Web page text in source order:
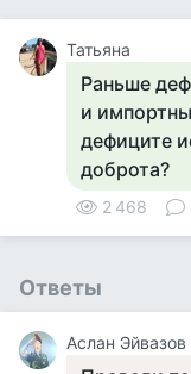
Татьяна
Раньше
и
дефиците
доброта?
2 468
Ответы
Аслан Эйвазов